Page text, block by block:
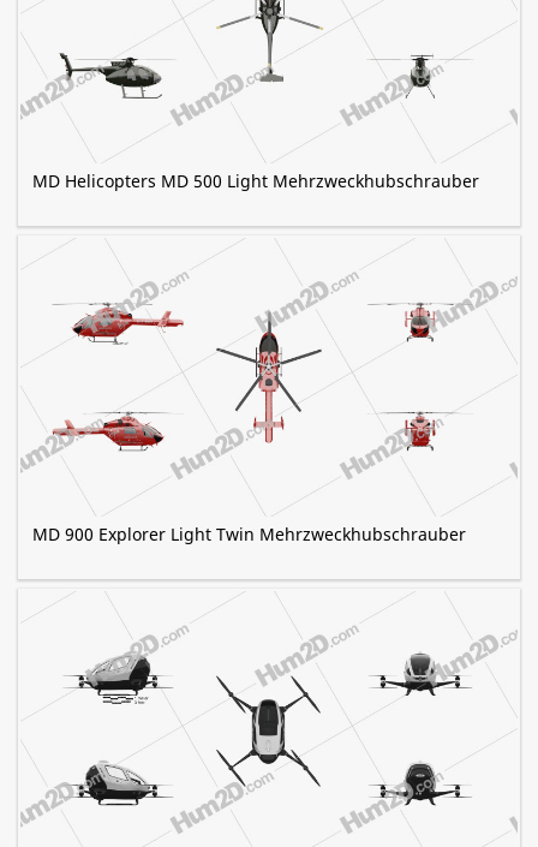
MD Helicopters MD 500 Light Mehrzweckhubschrauber
MD 900 Explorer Light Twin Mehrzweckhubschrauber